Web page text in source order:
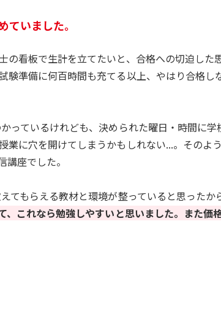
ていました。
の看板で生計を立てたいと、合格への切迫した
験準備に何百時間も充てる以上、やはり合格し
っているけれども、決められた曜日・時間に学
業に穴を開けてしまうかもしれない...。そのよ
座でした。
てもらえる教材と環境が整っていると思ったか
、これなら勉強しやすいと思いました。また価